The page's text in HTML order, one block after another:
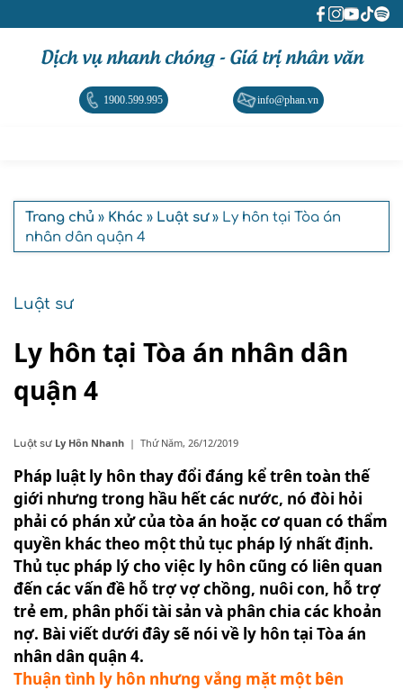
Dịch vụ nhanh chóng - Giá trị nhân văn
1900.599.995 info@phan.vn
Trang chủ » Khác » Luật sư» Ly hôn tại Tòa án
nhân dân quận 4
Luật sư
Ly hôn tại Tòa án nhân dân
quận 4
Luật sư Ly Hôn Nhanh | Thứ Năm, 26/12/2019
Pháp luật ly hôn thay đổi đáng kể trên toàn thế
giới nhưng trong hầu hết các nước, nó đòi hỏi
phải có phán xử của tòa án hoặc cơ quan có thẩm
quyền khác theo một thủ tục pháp lý nhất định.
Thủ tục pháp lý cho việc ly hôn cũng có liên quan
đến các vấn đề hỗ trợ vợ chồng, nuôi con, hỗ trợ
trẻ em, phân phối tài sản và phân chia các khoản
nợ. Bài viết dưới đây sẽ nói về ly hôn tại Tòa án
nhân dân quận 4.
Thuận tình ly hôn nhưng vắng mặt một bên